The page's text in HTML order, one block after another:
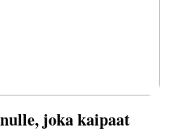
joka kaipaat